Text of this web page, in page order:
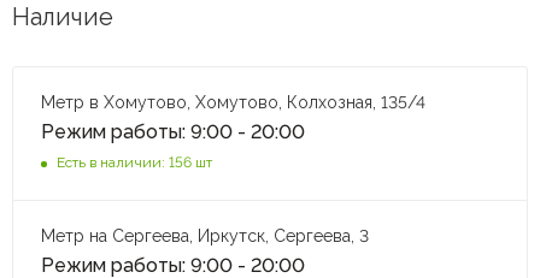
Наличие
Метр в Хомутово, Хомутово, Колхозная, 135/4
Режим работы: 9:00 - 20:00
Есть в наличии: 156 шт
Метр на Сергеева, Иркутск, Сергеева, 3
Режим работы: 9:00 - 20:00